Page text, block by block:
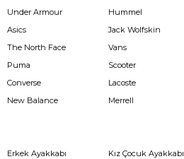
Under Armour
Asics
The North Face
Puma
Converse
New Balance
Hummel
Jack Wolfskin
Vans
Scooter
Lacoste
Merrell
Erkek Ayakkabı
Kız Çocuk Ayakkabı